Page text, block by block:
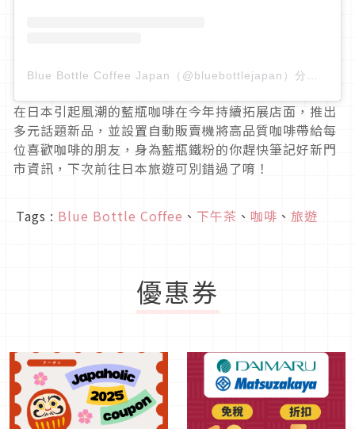
Blue Bottle Coffee Japan（@bluebottlejapan）分享的貼文
在日本引起風潮的藍瓶咖啡在今年持續拓展店面，推出
多元話題新品，並設置自動販賣機將高品質咖啡帶給每
位喜歡咖啡的朋友，身為藍瓶鐵粉的你趕快筆記好新門
市資訊，下次前往日本旅遊可別錯過了唷！
Tags : Blue Bottle Coffee 、 下午茶 、 咖啡 、 旅遊
優惠券